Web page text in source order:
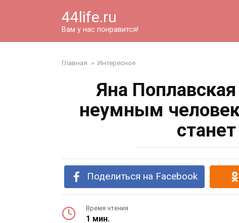
44life.ru
Вам у нас понравится!
Главная » Интересное
Яна
неумным
Поделиться на Facebook
Время чтения
1 мин.